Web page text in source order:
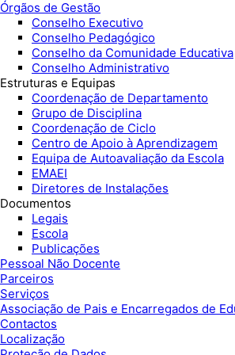
Órgãos de Gestão
Conselho Executivo
Conselho Pedagógico
Conselho da Comunidade Educativa
Conselho Administrativo
Estruturas e Equipas
Coordenação de Departamento
Grupo de Disciplina
Coordenação de Ciclo
Centro de Apoio à Aprendizagem
Equipa de Autoavaliação da Escola
EMAEI
Diretores de Instalações
Documentos
Legais
Escola
Publicações
Pessoal Não Docente
Parceiros
Serviços
Associação de Pais e Encarregados de
Contactos
Localização